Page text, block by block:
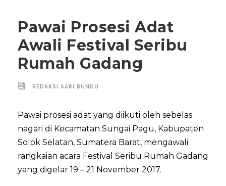
Pawai Prosesi Adat
Awali Festival Seribu
Rumah Gadang
REDAKSI SARI BUNDO
Pawai prosesi adat yang diikuti oleh sebelas
nagari di Kecamatan Sungai Pagu, Kabupaten
Solok Selatan, Sumatera Barat, mengawali
rangkaian acara Festival Seribu Rumah Gadang
yang digelar 19 – 21 November 2017.